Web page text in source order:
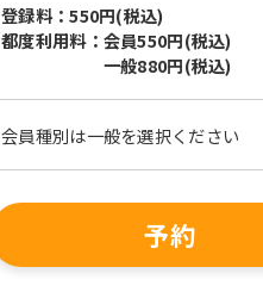
登録料：550円(税込)
都度利用料：会員550円(税込)
一般880円(税込)
会員種別は一般を選択ください
予約
not be an accurate translation.
The translation may differ
original content. We ask that
fully understand this before
Automatic